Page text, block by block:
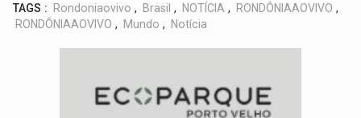
TAGS : Rondoniaovivo , Brasil , NOTÍCIA , RONDÔNIAAOVIVO ,
RONDÔNIAAOVIVO , Mundo , Notícia